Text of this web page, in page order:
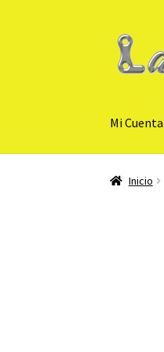
IrIr
al
Mi Cuenta
Inicio